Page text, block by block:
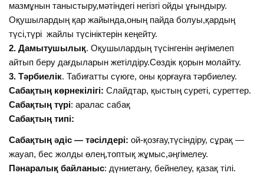
мазмұнын таныстыру,мәтіндегі негізгі ойды ұғындыру.
Оқушылардың қар жайында,оның пайда болуы,қардың
түсі,түрі жайлы түсініктерін кеңейту.
2. Дамытушылық. Оқушылардың түсінгенін әңгімелеп
айтып беру дағдыларын жетілдіру.Сөздік қорын молайту.
3. Тәрбиелік. Табиғатты сүюге, оны қорғауға тәрбиелеу.
Сабақтың көрнекілігі: Слайдтар, қыстың суреті, суреттер.
Сабақтың түрі: аралас сабақ
Сабақтың типі:
Сабақтың әдіс — тәсілдері: ой-қозғау,түсіндіру, сұрақ —
жауап, бес жолды өлең,топтық жұмыс,әңгімелеу.
Пәнаралық байланыс: дүниетану, бейнелеу, қазақ тілі.